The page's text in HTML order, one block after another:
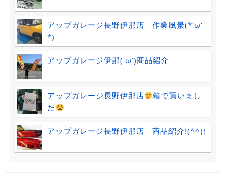
アップガレージ長野伊那店 作業風景(*‘ω‘
*)
アップガレージ伊那('ω')商品紹介
アップガレージ長野伊那店
箱で買いまし
た
アップガレージ長野伊那店 商品紹介!(^^)!